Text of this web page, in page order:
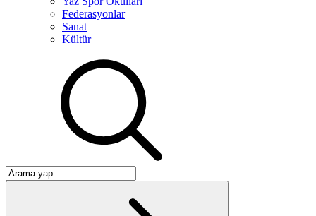
Federasyonlar
Sanat
Kültür